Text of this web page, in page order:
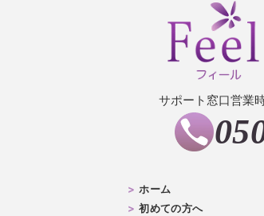
サポート窓口営業
ホーム
初めての方へ